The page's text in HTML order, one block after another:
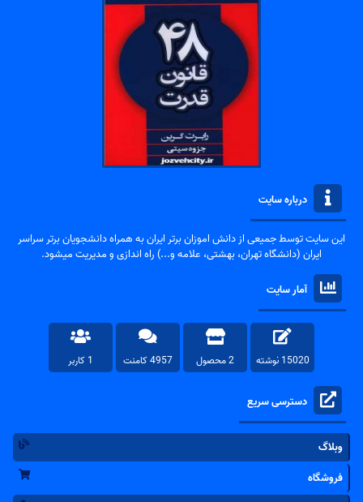
درباره سایت
این سایت توسط جمیعی از دانش اموزان برتر ایران به همراه دانشجویان برتر سراسر
ایران (دانشگاه تهران، بهشتی، علامه و...) راه اندازی و مدیریت میشود.
آمار سایت
15020 نوشته 2 محصول 4957 کامنت 1 کاربر
دسترسی سریع
وبلاگ
فروشگاه